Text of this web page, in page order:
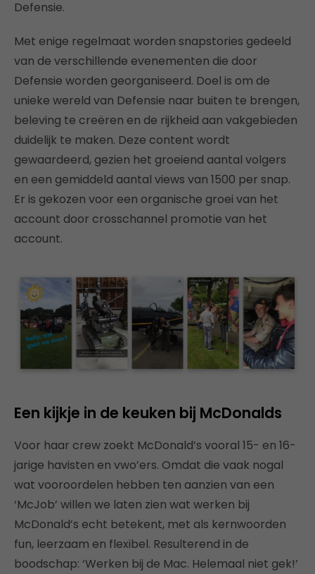
Defensie.
Met enige regelmaat worden snapstories gedeeld
van de verschillende evenementen die door
Defensie worden georganiseerd. Doel is om de
unieke wereld van Defensie naar buiten te brengen,
beleving te creëren en de rijkheid aan vakgebieden
duidelijk te maken. Deze content wordt
gewaardeerd, gezien het groeiend aantal volgers
en een gemiddeld aantal views van 1500 per snap.
Er is gekozen voor een organische groei van het
account door crosschannel promotie van het
account.
Een kijkje in de keuken bij McDonalds
Voor haar crew zoekt McDonald’s vooral 15- en 16-
jarige havisten en vwo’ers. Omdat die vaak nogal
wat vooroordelen hebben ten aanzien van een
‘McJob’ willen we laten zien wat werken bij
McDonald’s echt betekent, met als kernwoorden
fun, leerzaam en flexibel. Resulterend in de
boodschap: ‘Werken bij de Mac. Helemaal niet gek!’